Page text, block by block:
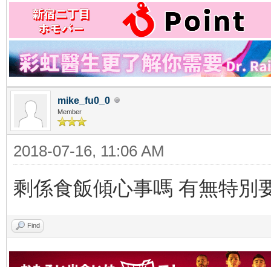
mike_fu0_0
Member
2018-07-16, 11:06 AM
剩係食飯傾心事嗎 有無特別
Find